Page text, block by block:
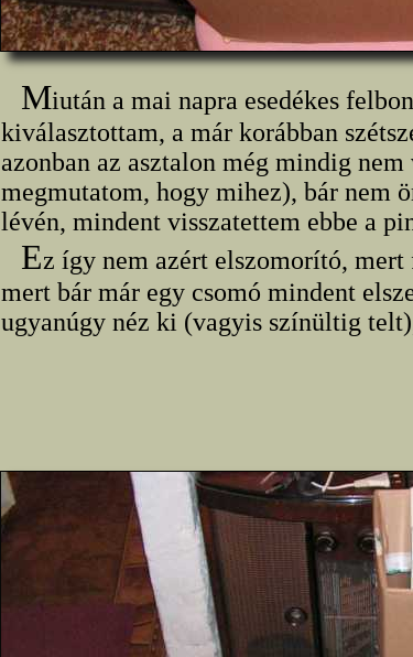
Miután a mai napra esedékes
kiválasztottam, a már korábban
azonban az asztalon még mindig
megmutatom, hogy mihez), bár nem
lévén, mindent visszatettem ebbe a
Ez így nem azért elszomorító,
mert bár már egy csomó mindent
ugyanúgy néz ki (vagyis színültig